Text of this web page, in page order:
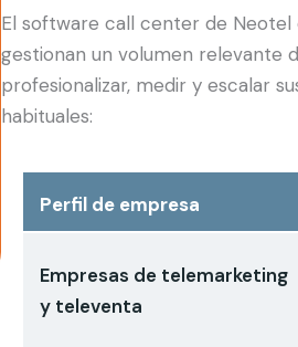
El software call center de Neotel
gestionan un volumen relevante
profesionalizar, medir y escalar
habituales:
Perfil de empresa
Empresas de telemarketing
y televenta